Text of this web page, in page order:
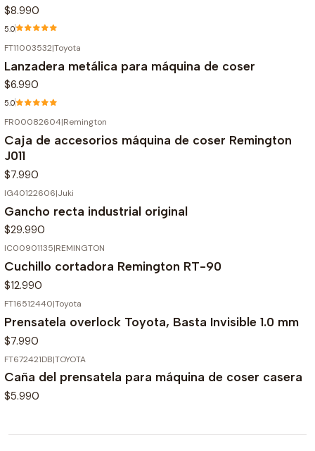
$8.990
5.0
FT11003532|Toyota
Lanzadera metálica para máquina de coser
$6.990
5.0
FR00082604|Remington
Caja de accesorios máquina de coser Remington
J011
$7.990
IG40122606|Juki
Gancho recta industrial original
$29.990
IC00901135|REMINGTON
Cuchillo cortadora Remington RT-90
$12.990
FT16512440|Toyota
Prensatela overlock Toyota, Basta Invisible 1.0 mm
$7.990
FT672421DB|TOYOTA
Caña del prensatela para máquina de coser casera
$5.990